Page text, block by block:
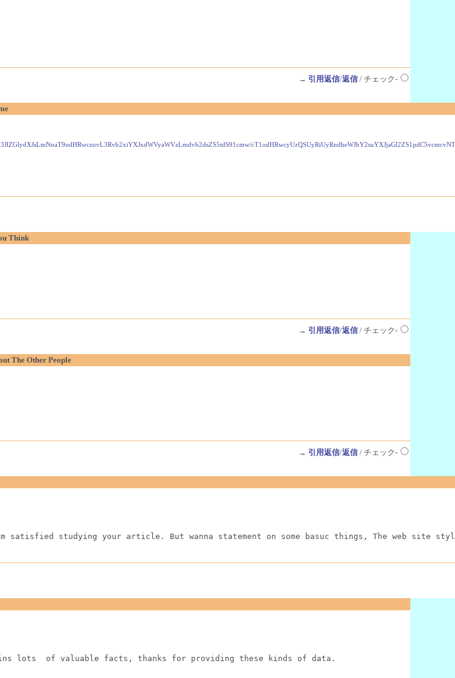
→ 引用返信/返信/ チェック-
Think
→ 引用返信/返信/ チェック-
The Other People
→ 引用返信/返信/ チェック-
studying your article. But wanna statement on some basuc things, The web
lots  of valuable facts, thanks for providing these kinds of data.